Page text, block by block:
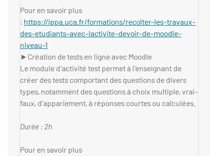
Pour en savoir plus
: https://ippa.uca.fr/formations/recolter-les-travaux-
des-etudiants-avec-lactivite-devoir-de-moodle-
niveau-1
►Création de tests en ligne avec Moodle
Le module d'activité test permet à l'enseignant de
créer des tests comportant des questions de divers
types, notamment des questions à choix multiple, vrai-
faux, d'appariement, à réponses courtes ou calculées.
Durée : 2h
Pour en savoir plus